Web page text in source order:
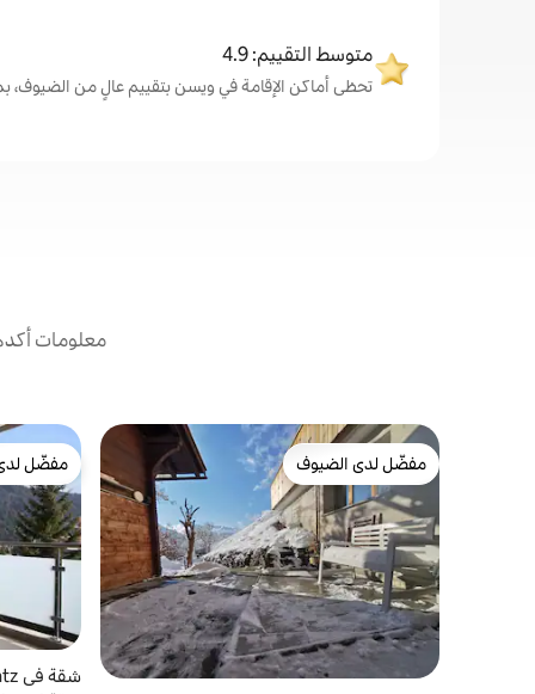
متوسط التقييم: 4.9
تحظى أماكن الإقامة في ويسن بتقييم عالٍ من الضيوف، بمتوسط
معلومات
مفضّل لدى الضيوف
مفضّل لدى الضيوف
مفضّل
مفضّل
شقة في Davos Platz